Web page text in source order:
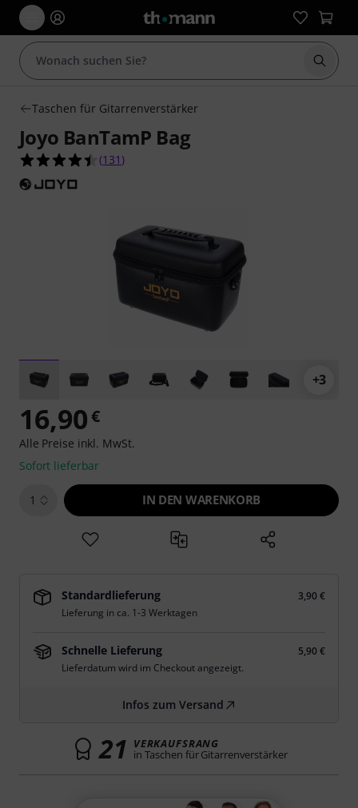
Suche
Taschen für Gitarrenverstärker
Joyo BanTamP Bag
4.4 von 5 Sternen aus 131 Kundenbewertungen
(131 )
+3
16,90€
Alle Preise inkl. MwSt.
Sofort lieferbar
1 IN DEN WARENKORB
Standardlieferung
3,90 €
Lieferung in ca. 1-3 Werktagen
Schnelle Lieferung
5,90 €
Lieferdatum wird im Checkout angezeigt.
Infos zum Versand
21 VERKAUFSRANG
in Taschen für Gitarrenverstärker